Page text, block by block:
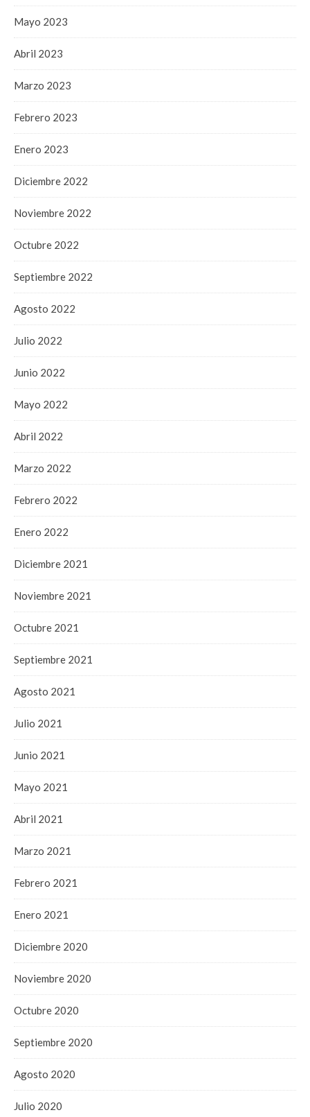
Mayo 2023
Abril 2023
Marzo 2023
Febrero 2023
Enero 2023
Diciembre 2022
Noviembre 2022
Octubre 2022
Septiembre 2022
Agosto 2022
Julio 2022
Junio 2022
Mayo 2022
Abril 2022
Marzo 2022
Febrero 2022
Enero 2022
Diciembre 2021
Noviembre 2021
Octubre 2021
Septiembre 2021
Agosto 2021
Julio 2021
Junio 2021
Mayo 2021
Abril 2021
Marzo 2021
Febrero 2021
Enero 2021
Diciembre 2020
Noviembre 2020
Octubre 2020
Septiembre 2020
Agosto 2020
Julio 2020